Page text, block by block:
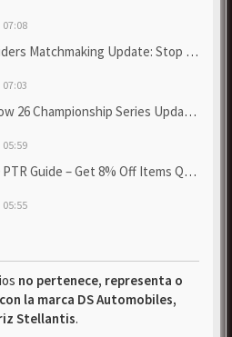
07:08
Update: Stop Failed - Grab Bluep...
Series Update! Get Cheap & ...
05:59
Guide – Get 8% Off Items Quickly to Test ...
05:55
no pertenece, representa o
la marca DS Automobiles,
Stellantis.